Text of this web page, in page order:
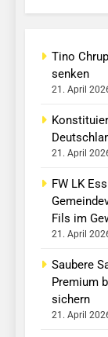
Tino
senken
21. April
21. April
FW LK
Fils im
21. April
Saubere
Premium
sichern
21. April